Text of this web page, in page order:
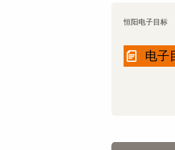
恒阳电子目标
电子